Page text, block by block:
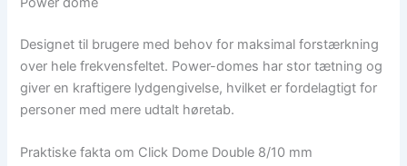
Designet til brugere med behov for maksimal forstærkning
over hele frekvensfeltet. Power-domes har stor tætning og
giver en kraftigere lydgengivelse, hvilket er fordelagtigt for
personer med mere udtalt høretab.
Praktiske fakta om Click Dome Double 8/10 mm